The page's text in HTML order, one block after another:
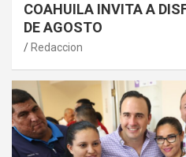
COAHUILA INVITA A
DE AGOSTO
Redaccion